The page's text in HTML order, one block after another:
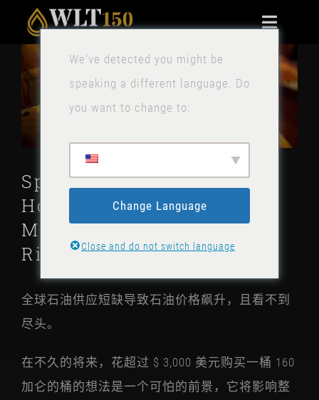
切
好处
消息
联系我们
斯托克
看
大
Spirit Barrel Shortage:
How Distillers Can
Maintain Quality Despite
Rising Costs
全球石油供应短缺导致石油价格飙升，且看不到
尽头。
在不久的将来，花超过 $ 3,000 美元购买一桶 160
加仑的桶的想法是一个可怕的前景，它将影响整
We've detected you might be
speaking a different language. Do
you want to change to:
Change Language
Close and do not switch language